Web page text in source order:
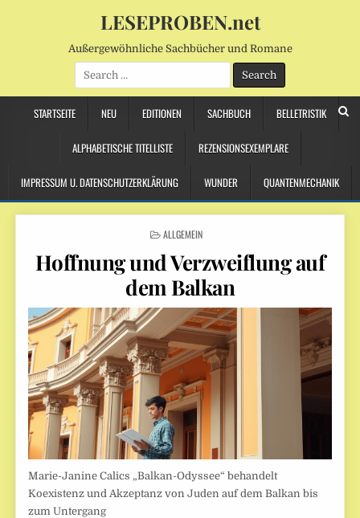
LESEPROBEN.net
Außergewöhnliche Sachbücher und Romane
Search
for:
STARTSEITE NEU EDITIONEN SACHBUCH BELLETRISTIK
ALPHABETISCHE TITELLISTE REZENSIONSEXEMPLARE
IMPRESSUM U. DATENSCHUTZERKLÄRUNG WUNDER QUANTENMECHANIK
POSTED
ALLGEMEIN
Hoffnung und Verzweiflung auf
dem Balkan
Marie-Janine Calics „Balkan-Odyssee“ behandelt
Koexistenz und Akzeptanz von Juden auf dem Balkan bis
zum Untergang